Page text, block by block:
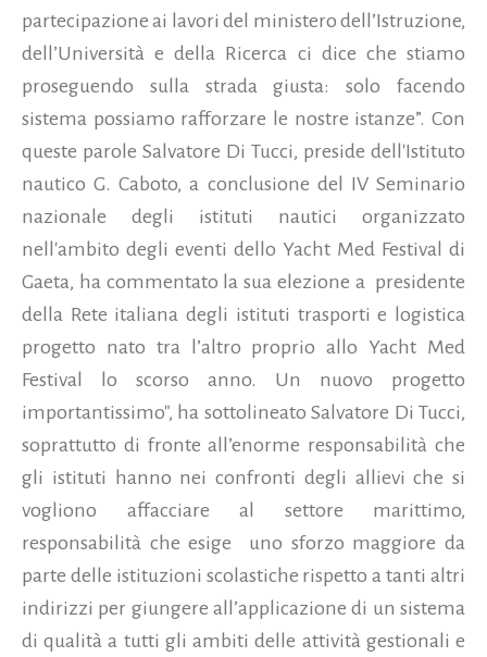
partecipazione ai lavori del ministero dell’Istruzione,
dell’Università e della Ricerca ci dice che stiamo
proseguendo sulla strada giusta: solo facendo
sistema possiamo rafforzare le nostre istanze”. Con
queste parole Salvatore Di Tucci, preside dell'Istituto
nautico G. Caboto, a conclusione del IV Seminario
nazionale degli istituti nautici organizzato
nell'ambito degli eventi dello Yacht Med Festival di
Gaeta, ha commentato la sua elezione a presidente
della Rete italiana degli istituti trasporti e logistica
progetto nato tra l’altro proprio allo Yacht Med
Festival lo scorso anno. Un nuovo progetto
importantissimo", ha sottolineato Salvatore Di Tucci,
soprattutto di fronte all’enorme responsabilità che
gli istituti hanno nei confronti degli allievi che si
vogliono affacciare al settore marittimo,
responsabilità che esige uno sforzo maggiore da
parte delle istituzioni scolastiche rispetto a tanti altri
indirizzi per giungere all’applicazione di un sistema
di qualità a tutti gli ambiti delle attività gestionali e